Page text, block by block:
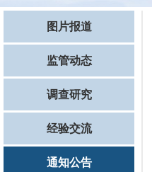
图片报道
监管动态
调查研究
经验交流
通知公告